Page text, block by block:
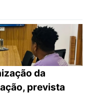
da
prevista